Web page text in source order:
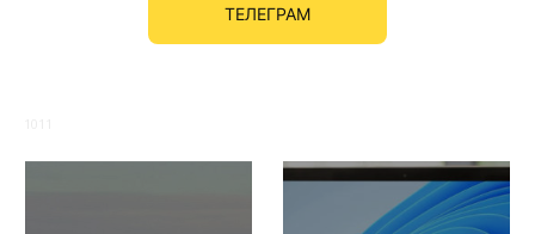
ТЕЛЕГРАМ